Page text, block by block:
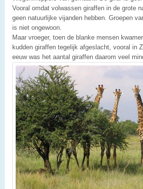
Vooral omdat volwassen giraffen in de grote
geen natuurlijke vijanden hebben. Groepen
is niet ongewoon.
Maar vroeger, toen de blanke mensen
kudden giraffen tegelijk afgeslacht, vooral in
eeuw was het aantal giraffen daarom veel